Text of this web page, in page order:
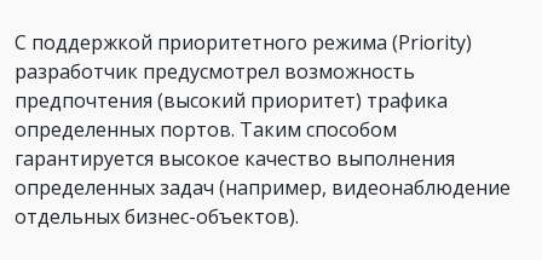
С поддержкой приоритетного режима (Priority)
разработчик предусмотрел возможность
предпочтения (высокий приоритет) трафика
определенных портов. Таким способом
гарантируется высокое качество выполнения
определенных задач (например, видеонаблюдение
отдельных бизнес-объектов).